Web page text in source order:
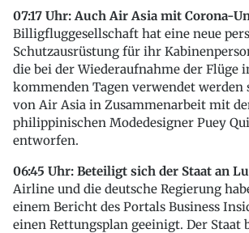
07:17 Uhr: Auch Air Asia mit Corona-
Billigfluggesellschaft hat eine neue
Schutzausrüstung für ihr
die bei der Wiederaufnahme der Flüge
kommenden Tagen verwendet werden
von Air Asia in Zusammenarbeit mit
philippinischen Modedesigner Puey
entworfen.
06:45 Uhr: Beteiligt sich der Staat an
Airline und die deutsche Regierung
einem Bericht des Portals Business
einen Rettungsplan geeinigt. Der Staat